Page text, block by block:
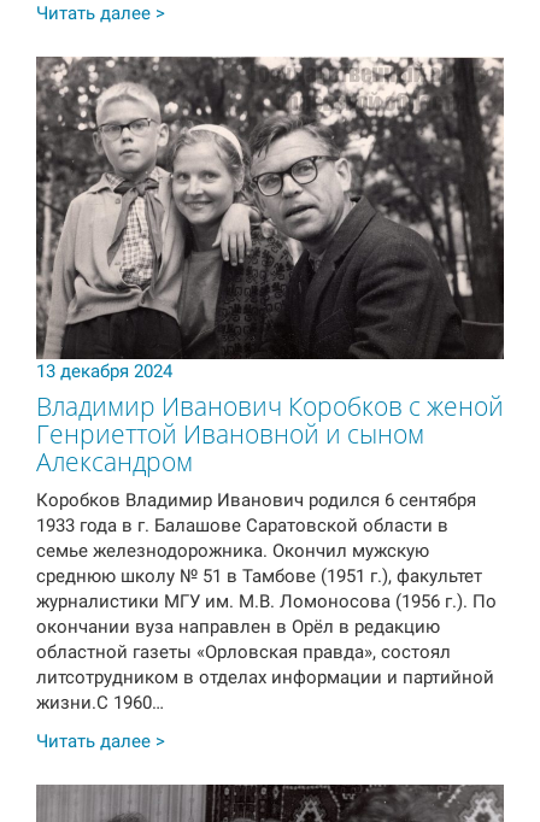
Читать далее >
13 декабря 2024
Владимир Иванович Коробков с женой
Генриеттой Ивановной и сыном
Александром
Коробков Владимир Иванович родился 6 сентября
1933 года в г. Балашове Саратовской области в
семье железнодорожника. Окончил мужскую
среднюю школу № 51 в Тамбове (1951 г.), факультет
журналистики МГУ им. М.В. Ломоносова (1956 г.). По
окончании вуза направлен в Орёл в редакцию
областной газеты «Орловская правда», состоял
литсотрудником в отделах информации и партийной
жизни.С 1960…
Читать далее >